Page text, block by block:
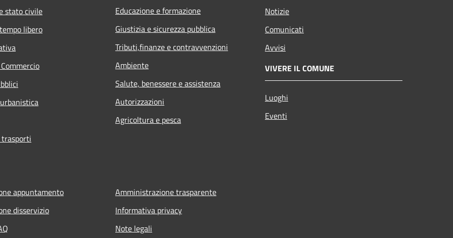
stato civile
libero
Educazione e formazione
Giustizia e sicurezza pubblica
Tributi,finanze e contravvenzioni
Ambiente
Salute, benessere e assistenza
Autorizzazioni
Agricoltura e pesca
Notizie
Comunicati
Avvisi
VIVERE IL COMUNE
Luoghi
Eventi
appuntamento
disservizio
Amministrazione trasparente
Informativa privacy
Note legali